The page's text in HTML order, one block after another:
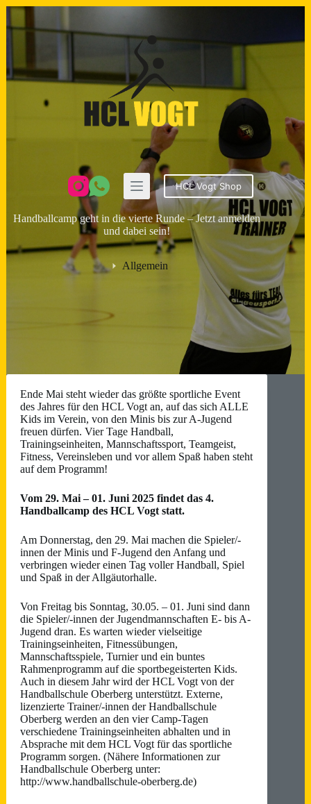
Zum
Inhalt
HCL Vogt Shop
Handballcamp geht in die vierte Runde – Jetzt anmelden
und dabei sein!
Allgemein
Ende Mai steht wieder das größte sportliche Event
des Jahres für den HCL Vogt an, auf das sich ALLE
Kids im Verein, von den Minis bis zur A-Jugend
freuen dürfen. Vier Tage Handball,
Trainingseinheiten, Mannschaftssport, Teamgeist,
Fitness, Vereinsleben und vor allem Spaß haben steht
auf dem Programm!
Vom 29. Mai – 01. Juni 2025 findet das 4.
Handballcamp des HCL Vogt statt.
Am Donnerstag, den 29. Mai machen die Spieler/-
innen der Minis und F-Jugend den Anfang und
verbringen wieder einen Tag voller Handball, Spiel
und Spaß in der Allgäutorhalle.
Von Freitag bis Sonntag, 30.05. – 01. Juni sind dann
die Spieler/-innen der Jugendmannschaften E- bis A-
Jugend dran. Es warten wieder vielseitige
Trainingseinheiten, Fitnessübungen,
Mannschaftsspiele, Turnier und ein buntes
Rahmenprogramm auf die sportbegeisterten Kids.
Auch in diesem Jahr wird der HCL Vogt von der
Handballschule Oberberg unterstützt. Externe,
lizenzierte Trainer/-innen der Handballschule
Oberberg werden an den vier Camp-Tagen
verschiedene Trainingseinheiten abhalten und in
Absprache mit dem HCL Vogt für das sportliche
Programm sorgen. (Nähere Informationen zur
Handballschule Oberberg unter:
http://www.handballschule-oberberg.de)